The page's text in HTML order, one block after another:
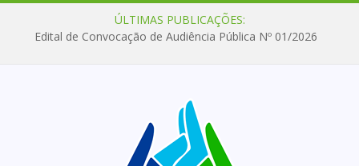
ÚLTIMAS PUBLICAÇÕES:
Edital de Convocação de Audiência Pública Nº 01/2026